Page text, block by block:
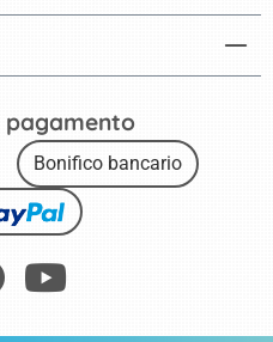
Bonifico bancario